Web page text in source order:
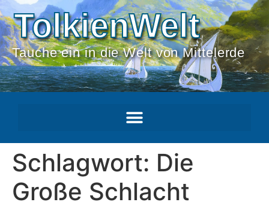
TolkienWelt
Tauche ein in die Welt von Mittelerde
Schlagwort: Die
Große Schlacht